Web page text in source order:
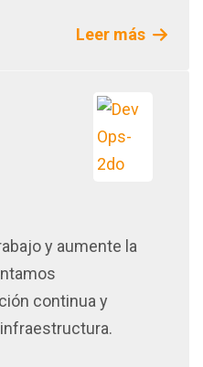
Leer más
y aumente la
continua y